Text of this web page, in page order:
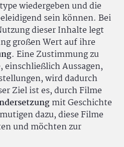
wiedergeben und die
sein können. Bei
dieser Inhalte legt
großen Wert auf ihre
. Eine Zustimmung zu
Aussagen,
wird dadurch
Ziel ist es, durch Filme
mit Geschichte
dazu, diese Filme
und möchten zur